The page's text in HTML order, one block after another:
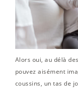
Alors oui, au délà
pouvez aisément
coussins, un tas de